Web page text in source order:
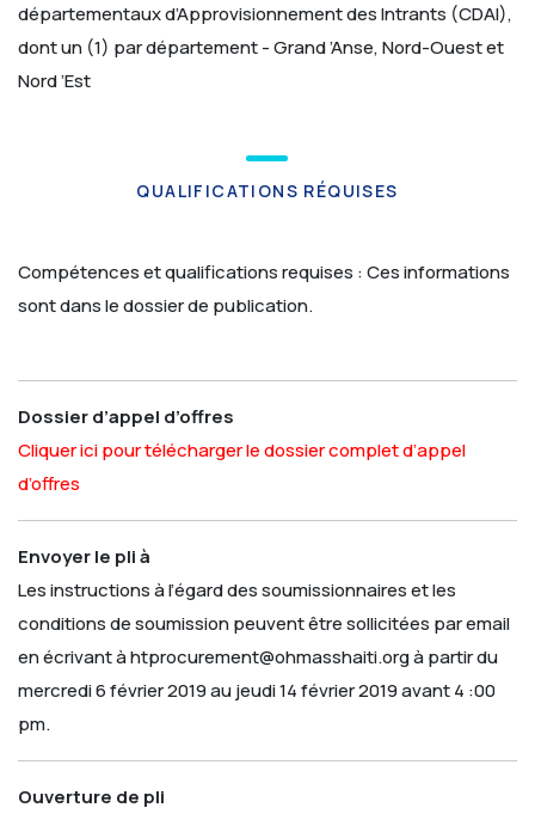
départementaux d’Approvisionnement des Intrants (CDAI),
dont un (1) par département - Grand ’Anse, Nord-Ouest et
Nord ’Est
QUALIFICATIONS RÉQUISES
Compétences et qualifications requises :Ces informations
sont dans le dossier de publication.
Dossier d’appel d’offres
Cliquer ici pour télécharger le dossier complet d’appel
d’offres
Envoyer le pli à
Les instructions à l’égard des soumissionnaires et les
conditions de soumission peuvent être sollicitées par email
en écrivant à htprocurement@ohmasshaiti.org à partir du
mercredi 6 février 2019 au jeudi 14 février 2019 avant 4 :00
pm.
Ouverture de pli